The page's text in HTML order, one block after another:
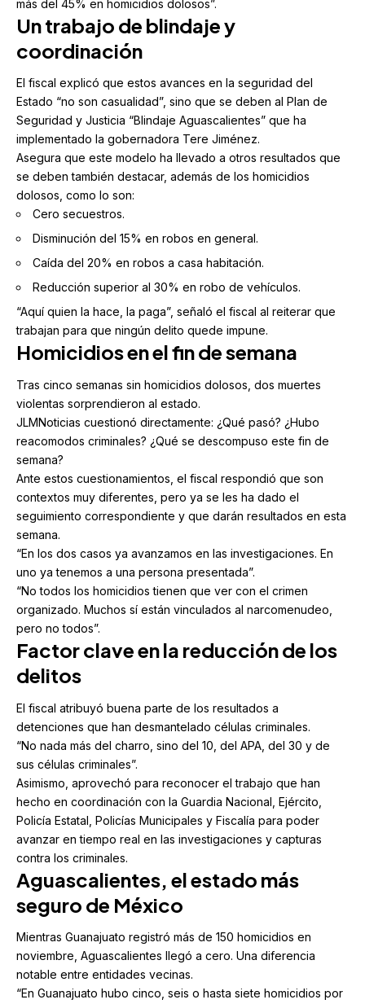
más del 45% en homicidios dolosos”.
Un trabajo de blindaje y
coordinación
El fiscal explicó que estos avances en la seguridad del
Estado “no son casualidad”, sino que se deben al Plan de
Seguridad y Justicia “Blindaje Aguascalientes” que ha
implementado la gobernadora Tere Jiménez.
Asegura que este modelo ha llevado a otros resultados que
se deben también destacar, además de los homicidios
dolosos, como lo son:
Cero secuestros.
Disminución del 15% en robos en general.
Caída del 20% en robos a casa habitación.
Reducción superior al 30% en robo de vehículos.
“Aquí quien la hace, la paga”, señaló el fiscal al reiterar que
trabajan para que ningún delito quede impune.
Homicidios en el fin de semana
Tras cinco semanas sin homicidios dolosos, dos muertes
violentas sorprendieron al estado.
JLMNoticias cuestionó directamente: ¿Qué pasó? ¿Hubo
reacomodos criminales? ¿Qué se descompuso este fin de
semana?
Ante estos cuestionamientos, el fiscal respondió que son
contextos muy diferentes, pero ya se les ha dado el
seguimiento correspondiente y que darán resultados en esta
semana.
“En los dos casos ya avanzamos en las investigaciones. En
uno ya tenemos a una persona presentada”.
“No todos los homicidios tienen que ver con el crimen
organizado. Muchos sí están vinculados al narcomenudeo,
pero no todos”.
Factor clave en la reducción de los
delitos
El fiscal atribuyó buena parte de los resultados a
detenciones que han desmantelado células criminales.
“No nada más del charro, sino del 10, del APA, del 30 y de
sus células criminales”.
Asimismo, aprovechó para reconocer el trabajo que han
hecho en coordinación con la Guardia Nacional, Ejército,
Policía Estatal, Policías Municipales y Fiscalía para poder
avanzar en tiempo real en las investigaciones y capturas
contra los criminales.
Aguascalientes, el estado más
seguro de México
Mientras Guanajuato registró más de 150 homicidios en
noviembre, Aguascalientes llegó a cero. Una diferencia
notable entre entidades vecinas.
“En Guanajuato hubo cinco, seis o hasta siete homicidios por